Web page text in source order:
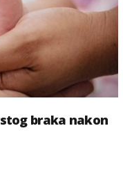
braka nakon